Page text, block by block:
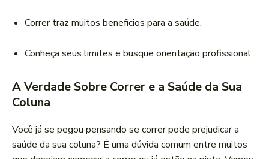
Correr traz muitos benefícios para a saúde.
Conheça seus limites e busque orientação profissional.
A Verdade Sobre Correr e a Saúde da Sua
Coluna
Você já se pegou pensando se correr pode prejudicar a
saúde da sua coluna? É uma dúvida comum entre muitos